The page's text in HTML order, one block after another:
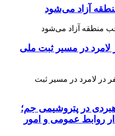
آزاد می‌شود
۲۱ نفر در لامرد در مسیر ثبت ملی
در پتروشیمی جم؛
روابط عمومی و امور